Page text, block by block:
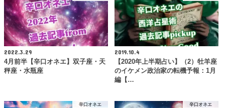
2022.3.29
4月前半【辛口オネエ】双子座・天
秤座・水瓶座
2019.10.4
【2020年上半期占い】（2）牡羊座
のイケメン政治家の転機予報：1月
編【…
辛口オネエ 辛口オネエ